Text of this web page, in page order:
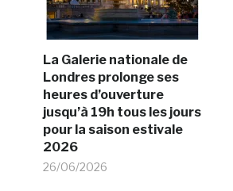
La Galerie nationale de
Londres prolonge ses
heures d’ouverture
jusqu’à 19h tous les jours
pour la saison estivale
2026
26/06/2026